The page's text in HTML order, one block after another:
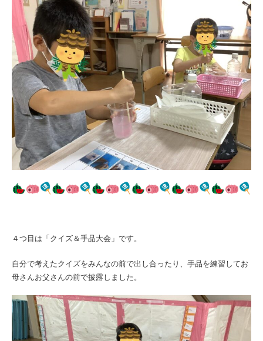
４つ目は「クイズ＆手品大会」です。
自分で考えたクイズをみんなの前で出し合ったり、手品を練習してお
母さんお父さんの前で披露しました。